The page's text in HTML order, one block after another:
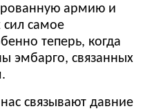
армию и
сил самое
теперь, когда
эмбарго, связанных
связывают давние